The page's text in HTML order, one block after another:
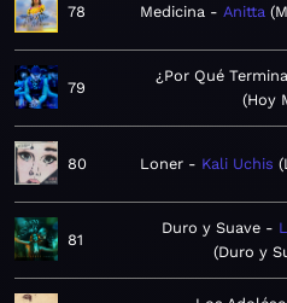
78 Medicina Anitta
79
¿Por Qué
Hoy
80 Loner Kali Uchis
81
Duro y Suave
Duro y